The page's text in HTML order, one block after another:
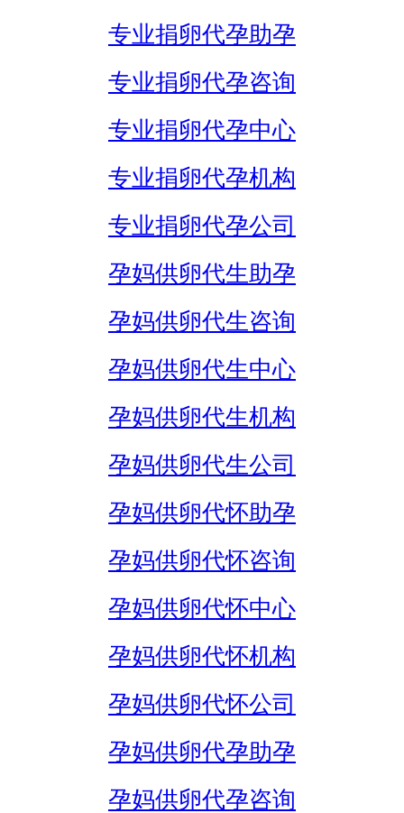
专业捐卵代孕助孕
专业捐卵代孕咨询
专业捐卵代孕中心
专业捐卵代孕机构
专业捐卵代孕公司
孕妈供卵代生助孕
孕妈供卵代生咨询
孕妈供卵代生中心
孕妈供卵代生机构
孕妈供卵代生公司
孕妈供卵代怀助孕
孕妈供卵代怀咨询
孕妈供卵代怀中心
孕妈供卵代怀机构
孕妈供卵代怀公司
孕妈供卵代孕助孕
孕妈供卵代孕咨询